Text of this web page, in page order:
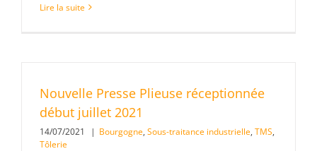
Lire la suite
Nouvelle Presse Plieuse réceptionnée
début juillet 2021
14/07/2021 | Bourgogne, Sous-traitance industrielle, TMS,
Tôlerie